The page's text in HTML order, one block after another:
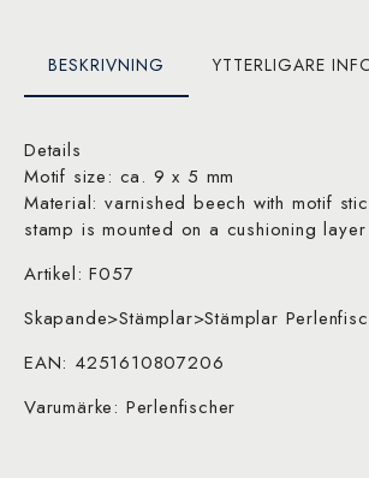
BESKRIVNING YTTERLIGARE
Details
Motif size: ca. 9 x 5 mm
Material: varnished beech with motif
stamp is mounted on a cushioning
Artikel: F057
Skapande>Stämplar>Stämplar
EAN: 4251610807206
Varumärke: Perlenfischer